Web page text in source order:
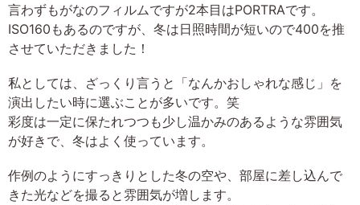
言わずもがなのフィルムですが2本目はPORTRAです。
ISO160もあるのですが、冬は日照時間が短いので400を推
させていただきました！
私としては、ざっくり言うと「なんかおしゃれな感じ」を
演出したい時に選ぶことが多いです。笑
彩度は一定に保たれつつも少し温かみのあるような雰囲気
が好きで、冬はよく使っています。
作例のようにすっきりとした冬の空や、部屋に差し込んで
きた光などを撮ると雰囲気が増します。